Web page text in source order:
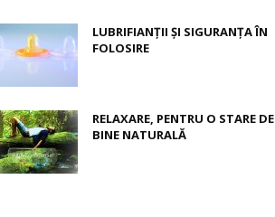
LUBRIFIANȚII ȘI SIGURANȚA ÎN
FOLOSIRE
RELAXARE, PENTRU O STARE DE
BINE NATURALĂ